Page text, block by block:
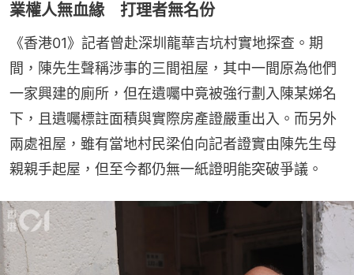
業權人無血緣 打理者無名份
《香港01》記者曾赴深圳龍華吉坑村實地探查。期
間，陳先生聲稱涉事的三間祖屋，其中一間原為他們
一家興建的廁所，但在遺囑中竟被強行劃入陳某娣名
下，且遺囑標註面積與實際房產證嚴重出入。而另外
兩處祖屋，雖有當地村民梁伯向記者證實由陳先生母
親親手起屋，但至今都仍無一紙證明能突破爭議。